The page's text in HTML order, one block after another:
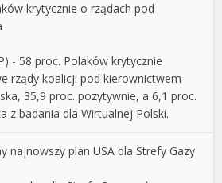
krytycznie o rządach pod
- 58 proc. Polaków krytycznie
rządy koalicji pod kierownictwem
35,9 proc. pozytywnie, a 6,1 proc.
z badania dla Wirtualnej Polski.
najnowszy plan USA dla Strefy Gazy